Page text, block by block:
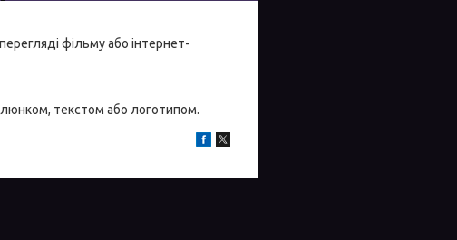
фільму або інтернет-
текстом або логотипом.